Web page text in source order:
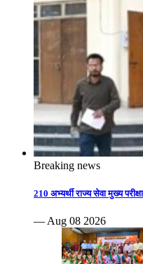
Breaking news
210 अभ्यर्थी राज्य सेवा मुख्य
— Aug 08 2026